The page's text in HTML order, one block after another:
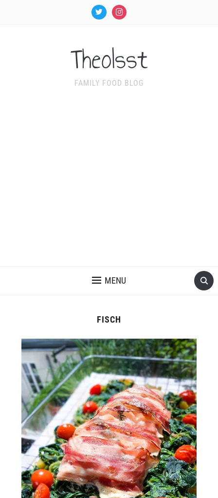
twitter instagram
TheoIsst
FAMILY FOOD BLOG
MENU
FISCH